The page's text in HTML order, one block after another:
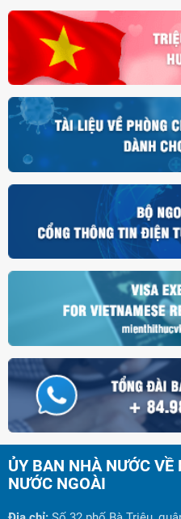
ỦY BAN NHÀ NƯỚC
NƯỚC NGOÀI